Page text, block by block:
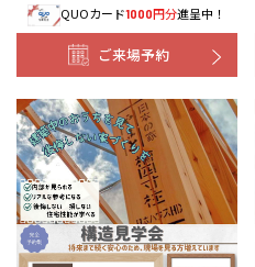
QUOカード1000円分進呈中！
ご来場予約